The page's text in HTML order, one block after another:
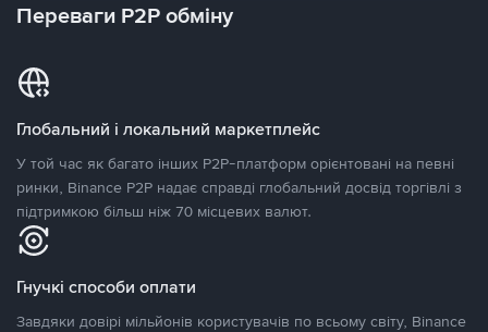
Переваги P2P обміну
Глобальний і локальний маркетплейс
У той час як багато інших P2P-платформ орієнтовані на певні
ринки, Binance P2P надає справді глобальний досвід торгівлі з
підтримкою більш ніж 70 місцевих валют.
Гнучкі способи оплати
Завдяки довірі мільйонів користувачів по всьому світу, Binance